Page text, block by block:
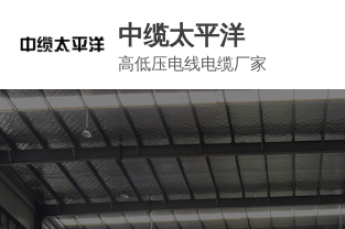
中缆太平洋
高低压电线电缆厂家